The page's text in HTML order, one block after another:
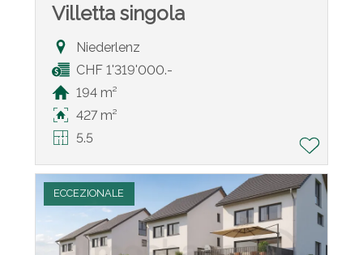
Villetta singola
Niederlenz
CHF 1'319'000.-
194 m²
427 m²
5.5
ECCEZIONALE